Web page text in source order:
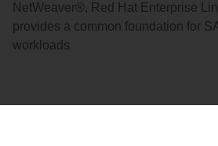
NetWeaver®, Red Hat Enterprise
provides a common foundation for
workloads